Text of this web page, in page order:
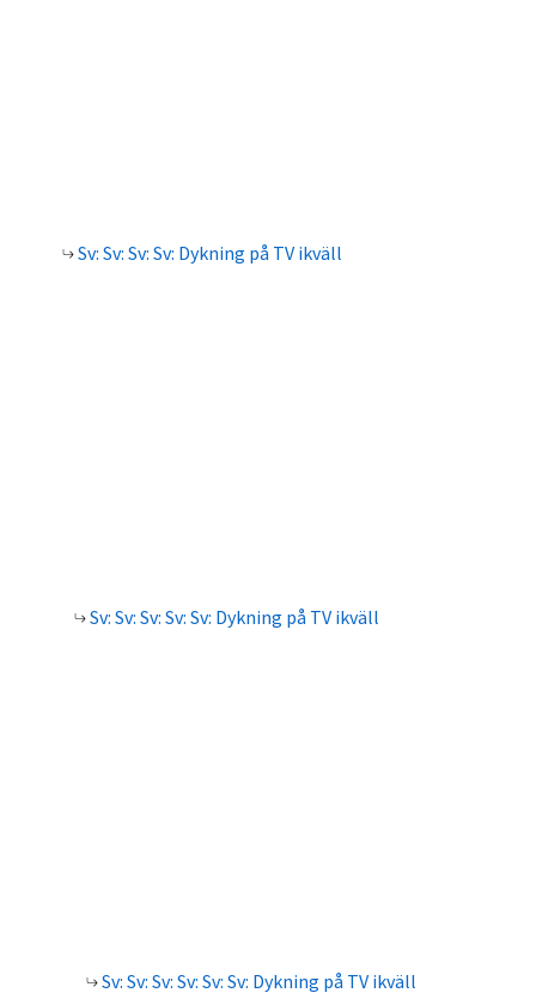
Sv: Sv: Sv: Sv: Dykning på TV ikväll
Sv: Sv: Sv: Sv: Sv: Dykning på TV ikväll
Sv: Sv: Sv: Sv: Sv: Sv: Dykning på TV ikväll